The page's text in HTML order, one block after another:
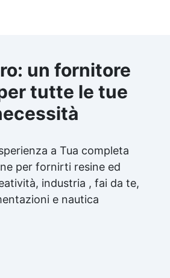
un fornitore
tutte le tue
a Tua completa
per fornirti resine ed
industria , fai da te,
e nautica